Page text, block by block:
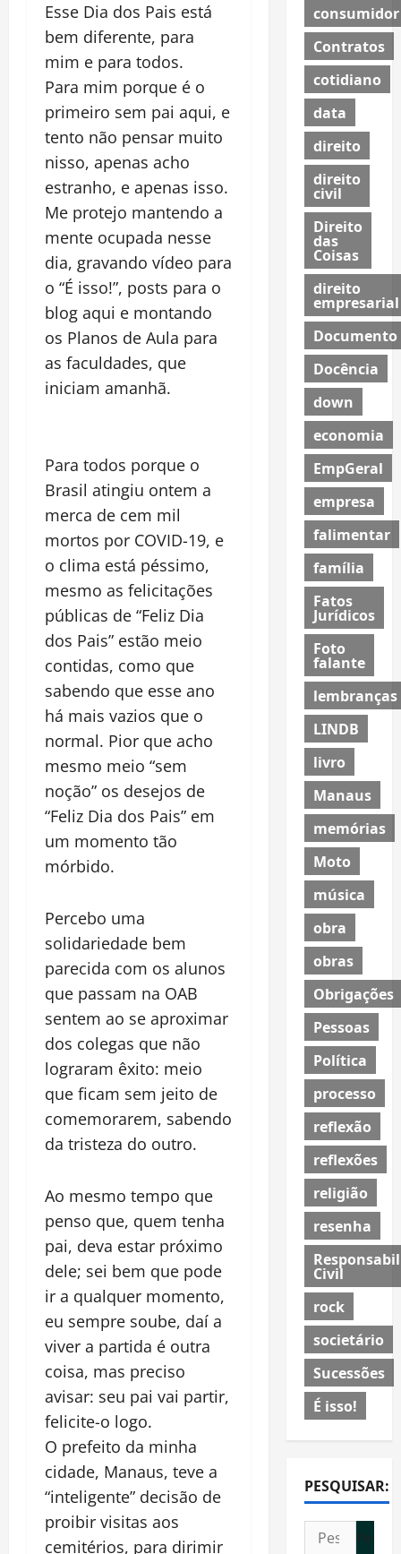
Esse Dia dos Pais está
bem diferente, para
mim e para todos.
Para mim porque é o
primeiro sem pai aqui, e
tento não pensar muito
nisso, apenas acho
estranho, e apenas isso.
Me protejo mantendo a
mente ocupada nesse
dia, gravando vídeo para
o “É isso!”, posts para o
blog aqui e montando
os Planos de Aula para
as faculdades, que
iniciam amanhã.
Para todos porque o
Brasil atingiu ontem a
merca de cem mil
mortos por COVID-19, e
o clima está péssimo,
mesmo as felicitações
públicas de “Feliz Dia
dos Pais” estão meio
contidas, como que
sabendo que esse ano
há mais vazios que o
normal. Pior que acho
mesmo meio “sem
noção” os desejos de
“Feliz Dia dos Pais” em
um momento tão
mórbido.
Percebo uma
solidariedade bem
parecida com os alunos
que passam na OAB
sentem ao se aproximar
dos colegas que não
lograram êxito: meio
que ficam sem jeito de
comemorarem, sabendo
da tristeza do outro.
Ao mesmo tempo que
penso que, quem tenha
pai, deva estar próximo
dele; sei bem que pode
ir a qualquer momento,
eu sempre soube, daí a
viver a partida é outra
coisa, mas preciso
avisar: seu pai vai partir,
felicite-o logo.
O prefeito da minha
cidade, Manaus, teve a
“inteligente” decisão de
proibir visitas aos
cemitérios, para dirimir
consumidor
Contratos
cotidiano
data
direito
direito
civil
Direito
das
Coisas
direito
empresarial
Documento
Docência
down
economia
EmpGeral
empresa
falimentar
família
Fatos
Jurídicos
Foto
falante
lembranças
LINDB
livro
Manaus
memórias
Moto
música
obra
obras
Obrigações
Pessoas
Política
processo
reflexão
reflexões
religião
resenha
Civil
rock
societário
Sucessões
É isso!
PESQUISAR:
Pesquisar